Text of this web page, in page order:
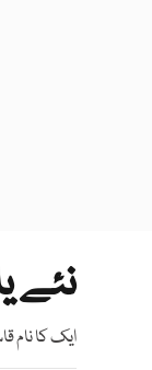
نئے
ایک کا نام